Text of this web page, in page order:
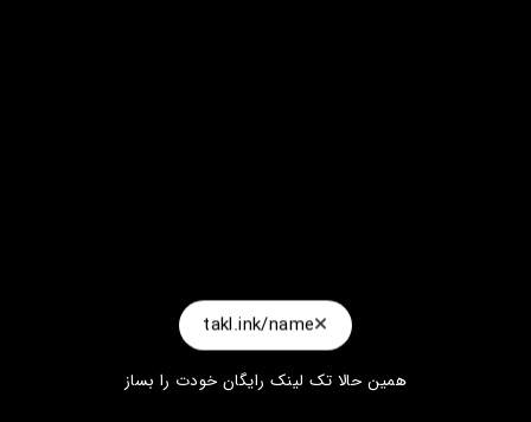
takl.ink/name
همین حالا تک لینک رایگان خودت را بساز